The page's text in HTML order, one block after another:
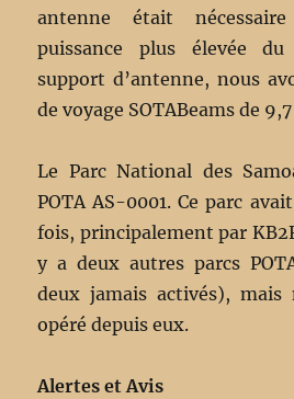
antenne était
puissance plus élevée du
support d’antenne, nous
de voyage SOTABeams de
Le Parc National des
POTA AS-0001. Ce parc
fois, principalement par
y a deux autres parcs
deux jamais activés), mais
opéré depuis eux.
Alertes et Avis